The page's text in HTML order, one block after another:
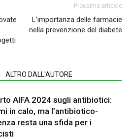
Prossimo articolo
L’importanza delle farmacie
nella prevenzione del diabete
ALTRO DALL'AUTORE
AIFA 2024 sugli antibiotici:
in calo, ma l’antibiotico-
resta una sfida per i